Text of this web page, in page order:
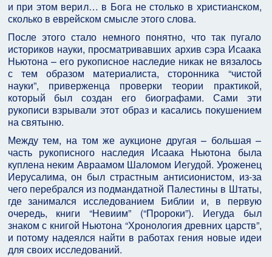
и при этом верил… в Бога не столько в христианском,
сколько в еврейском смысле этого слова.
После этого стало немного понятно, что так пугало
историков науки, просматривавших архив сэра Исаака
Ньютона – его рукописное наследие никак не вязалось
с тем образом материалиста, сторонника “чистой
науки”, приверженца проверки теории практикой,
который был создан его биографами. Сами эти
рукописи взрывали этот образ и касались покушением
на святыню.
Между тем, на том же аукционе другая – большая –
часть рукописного наследия Исаака Ньютона была
куплена неким Авраамом Шаломом Иегудой. Уроженец
Иерусалима, он был страстным антисионистом, из-за
чего перебрался из подмандатной Палестины в Штаты,
где занимался исследованием Библии и, в первую
очередь, книги “Невиим” (“Пророки”). Иегуда был
знаком с книгой Ньютона “Хронология древних царств”,
и потому надеялся найти в работах гения новые идеи
для своих исследований.